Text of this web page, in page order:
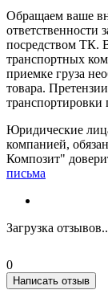
Обращаем ваше
ответственности
посредством ТК.
транспортных
приемке груза
товара.
Юридические
компанией,
Композит"
письма
Загрузка
0
Написать отзыв